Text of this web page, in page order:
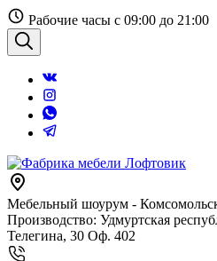
Перейти
к
содержанию
Рабочие часы с 09:00 до 21:00
Поиск
Мебельный шоурум -
Производство: Удмуртская
Телегина, 30 Оф. 402